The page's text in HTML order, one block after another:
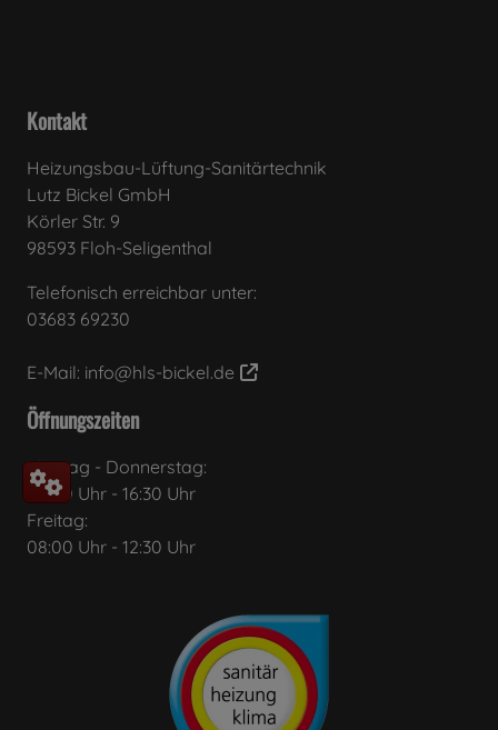
Kontakt
Heizungsbau-Lüftung-Sanitärtechnik
Lutz Bickel GmbH
Körler Str. 9
98593 Floh-Seligenthal
Telefonisch erreichbar unter:
03683 69230
E-Mail: info@hls-bickel.de
Öffnungszeiten
Montag - Donnerstag:
08:00 Uhr - 16:30 Uhr
Freitag:
08:00 Uhr - 12:30 Uhr